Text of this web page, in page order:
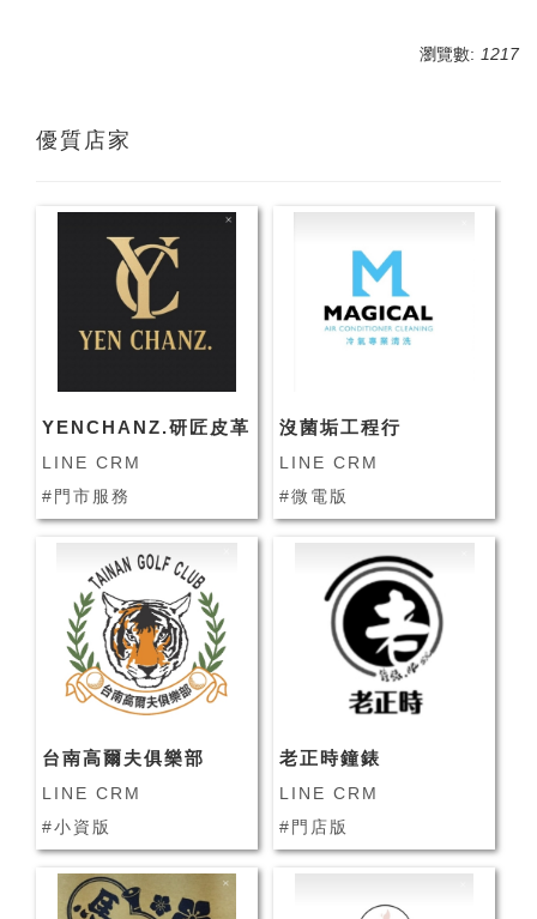
瀏覽數: 1217
優質店家
YENCHANZ.研匠皮革
LINE CRM
#門市服務
沒菌垢工程行
LINE CRM
#微電版
台南高爾夫俱樂部
LINE CRM
#小資版
老正時鐘錶
LINE CRM
#門店版